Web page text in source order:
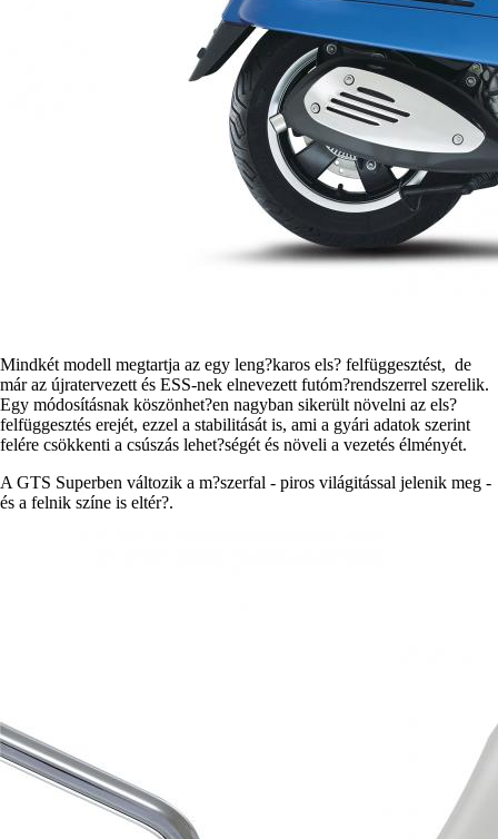
Mindkét modell megtartja az egy leng?karos els? felfüggesztést, de
már az újratervezett és ESS-nek elnevezett futóm?rendszerrel szerelik.
Egy módosításnak köszönhet?en nagyban sikerült növelni az els?
felfüggesztés erejét, ezzel a stabilitását is, ami a gyári adatok szerint
felére csökkenti a csúszás lehet?ségét és növeli a vezetés élményét.
A GTS Superben változik a m?szerfal - piros világitással jelenik meg -
és a felnik színe is eltér?.